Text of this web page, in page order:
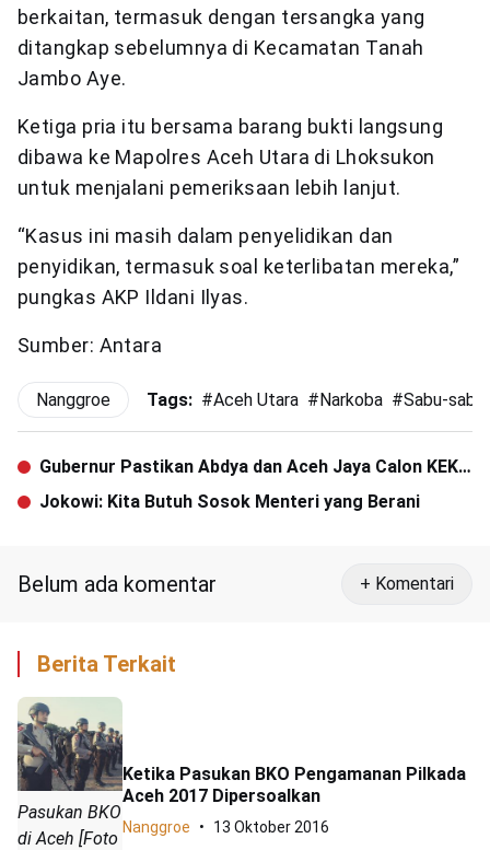
berkaitan, termasuk dengan tersangka yang
ditangkap sebelumnya di Kecamatan Tanah
Jambo Aye.
Ketiga pria itu bersama barang bukti langsung
dibawa ke Mapolres Aceh Utara di Lhoksukon
untuk menjalani pemeriksaan lebih lanjut.
“Kasus ini masih dalam penyelidikan dan
penyidikan, termasuk soal keterlibatan mereka,”
pungkas AKP Ildani Ilyas.
Sumber: Antara
Nanggroe Tags: #Aceh Utara # Narkoba #Sabu-sabu
Gubernur Pastikan Abdya dan Aceh Jaya Calon KEK
Barat-Selatan
Jokowi: Kita Butuh Sosok Menteri yang Berani
Belum ada komentar + Komentari
Berita Terkait
Pasukan BKO
di Aceh [Foto
Ketika Pasukan BKO Pengamanan Pilkada
Aceh 2017 Dipersoalkan
Nanggroe 13 Oktober 2016